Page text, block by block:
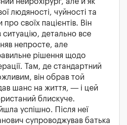
людяності, чуйності та
своїх пацієнтів. Він
ситуацію, детально все
непросте, але
рішення щодо
Там, де стандартний
він обрав той
шанс на життя, — і цей
блискуче.
успішно. Після неї
супроводжував батька